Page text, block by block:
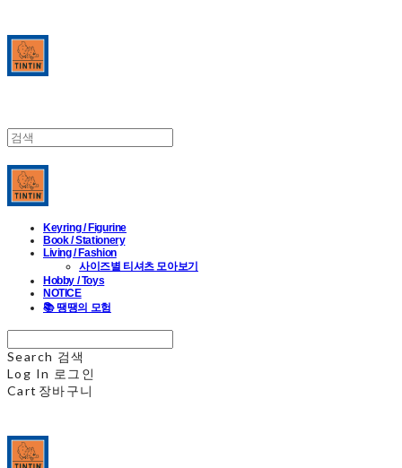
Keyring / Figurine
Book / Stationery
Living / Fashion
사이즈별 티셔츠 모아보기
Hobby / Toys
NOTICE
📚 땡땡의 모험
Search 검색
Log In 로그인
Cart 장바구니